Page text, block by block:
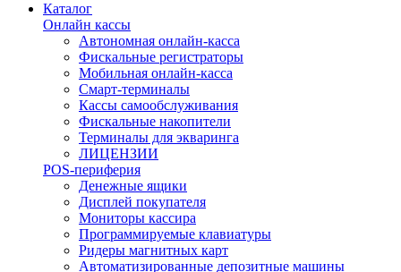
Каталог
Онлайн кассы
Автономная онлайн-касса
Фискальные регистраторы
Мобильная онлайн-касса
Смарт-терминалы
Кассы самообслуживания
Фискальные накопители
Терминалы для экваринга
ЛИЦЕНЗИИ
POS-периферия
Денежные ящики
Дисплей покупателя
Мониторы кассира
Программируемые клавиатуры
Ридеры магнитных карт
Автоматизированные депозитные машины